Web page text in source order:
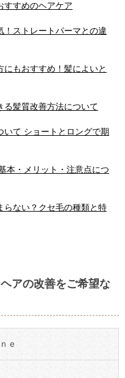
すすめのヘアケア
！ストレートパーマとの違
にもおすすめ！髪によいと
る髪質改善方法について
いて ショートとロングで期
本・メリット・注意点につ
らない？クセ毛の種類と特
アの改善をご希望な
ｅ